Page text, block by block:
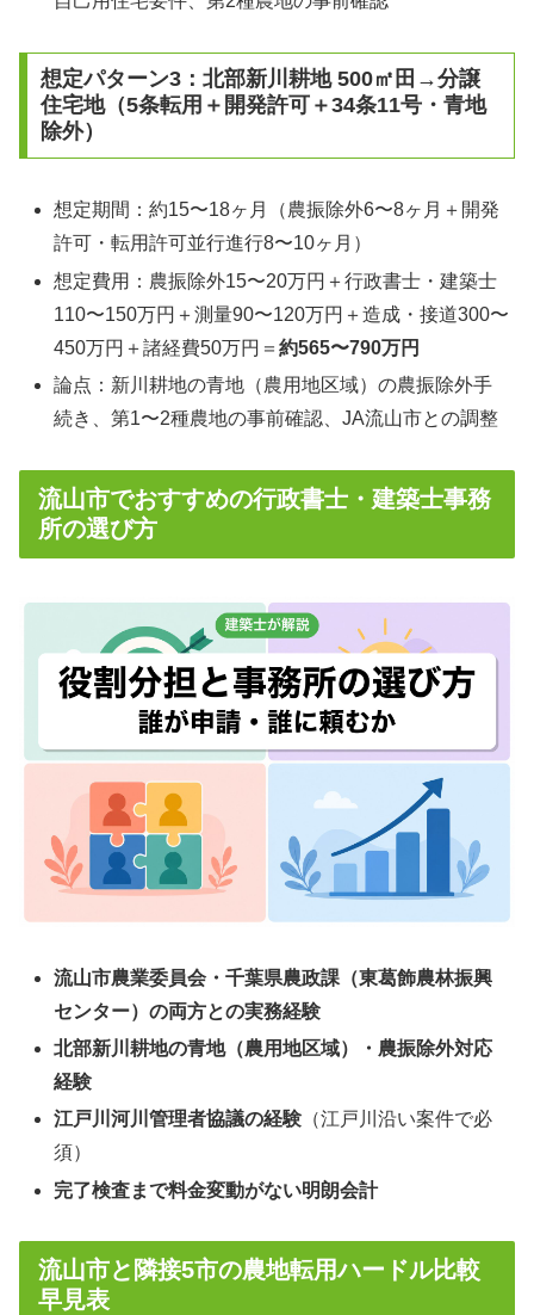
想定パターン3：北部新川耕地 500㎡田→分譲
住宅地（5条転用＋開発許可＋34条11号・青地
除外）
想定期間：約15〜18ヶ月（農振除外6〜8ヶ月＋開発
許可・転用許可並行進行8〜10ヶ月）
想定費用：農振除外15〜20万円＋行政書士・建築士
110〜150万円＋測量90〜120万円＋造成・接道300〜
450万円＋諸経費50万円＝約565〜790万円
論点：新川耕地の青地（農用地区域）の農振除外手
続き、第1〜2種農地の事前確認、JA流山市との調整
流山市でおすすめの行政書士・建築士事務
所の選び方
流山市農業委員会・千葉県農政課（東葛飾農林振興
センター）の両方との実務経験
北部新川耕地の青地（農用地区域）・農振除外対応
経験
江戸川河川管理者協議の経験 （江戸川沿い案件で必
須）
完了検査まで料金変動がない明朗会計
流山市と隣接5市の農地転用ハードル比較
早見表